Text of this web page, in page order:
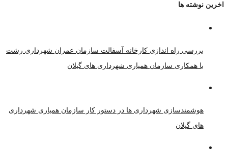
اخرین نوشته ها
بررسی راه اندازی کارخانه آسفالت سازمان عمران شهرداری رشت
با همکاری سازمان همیاری شهرداری های گیلان
هوشمندسازی شهرداری ها در دستور کار سازمان همیاری شهرداری
های گیلان